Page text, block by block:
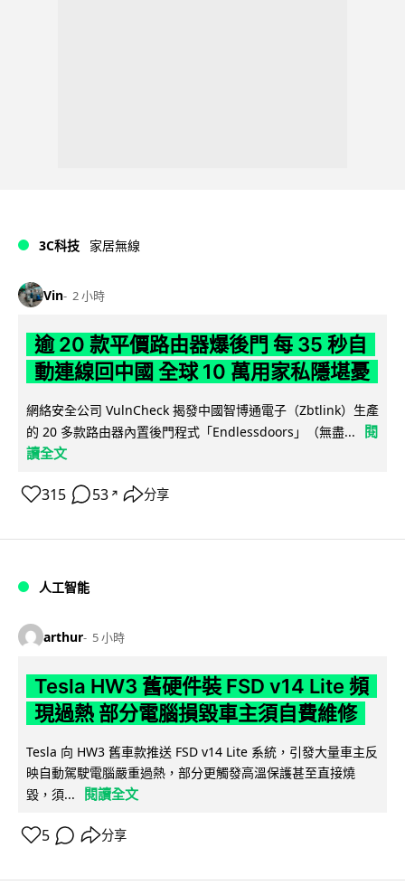
3C科技 家居無線
Vin 2 小時
逾 20 款平價路由器爆後門 每 35 秒自
動連線回中國 全球 10 萬用家私隱堪憂
網絡安全公司 VulnCheck 揭發中國智博通電子（Zbtlink）生產
的 20 多款路由器內置後門程式「Endlessdoors」（無盡...
閱
讀全文
315 53 ↗ 分享
人工智能
arthur 5 小時
Tesla HW3 舊硬件裝 FSD v14 Lite 頻
現過熱 部分電腦損毀車主須自費維修
Tesla 向 HW3 舊車款推送 FSD v14 Lite 系統，引發大量車主反
映自動駕駛電腦嚴重過熱，部分更觸發高溫保護甚至直接燒
毀，須...
閱讀全文
5 分享